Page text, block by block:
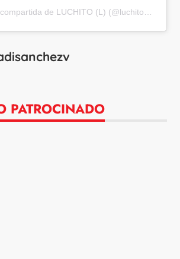
de LUCHITO (L) (@luchitohumor) el
PATROCINADO